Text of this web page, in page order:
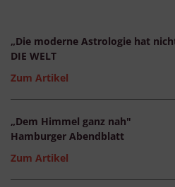
„Die moderne Astrologie hat
DIE WELT
Zum Artikel
„Dem Himmel ganz nah"
Hamburger Abendblatt
Zum Artikel